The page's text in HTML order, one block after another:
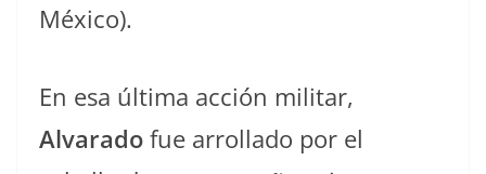
México).
En esa última acción militar,
Alvarado fue arrollado por el